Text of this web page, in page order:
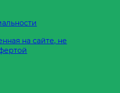
на сайте, не